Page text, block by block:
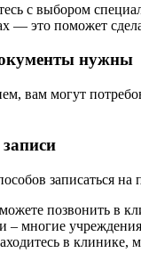
с выбором
— это поможет
нужны
вам могут
записаться на
позвонить в
– многие
в клинике,